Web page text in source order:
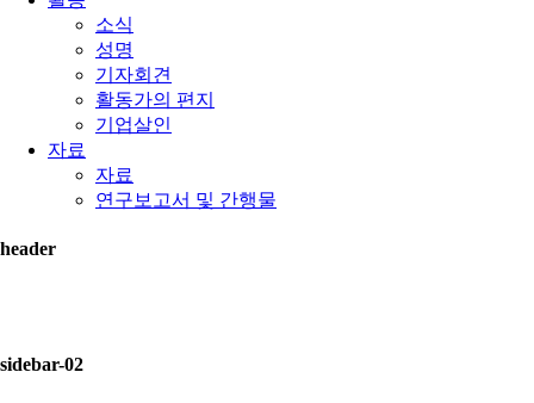
소식
성명
기자회견
활동가의 편지
기업살인
자료
자료
연구보고서 및 간행물
header
sidebar-02